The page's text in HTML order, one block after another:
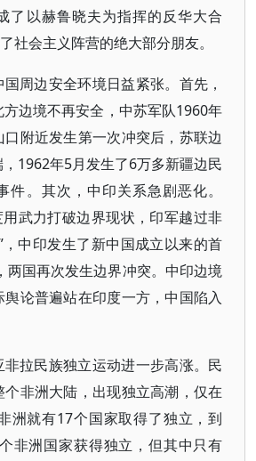
了以赫鲁晓夫为指挥的反华大合
社会主义阵营的绝大部分朋友。
周边安全环境日益紧张。首先，
边境不再安全，中苏军队1960年
附近发生第一次冲突后，苏联边
1962年5月发生了6万多新疆边民
件。其次，中印关系急剧恶化。
武力打破边界现状，印军越过非
，中印发生了新中国成立以来的首
两国再次发生边界冲突。中印边境
论普遍站在印度一方，中国陷入
拉民族独立运动进一步高涨。民
非洲大陆，出现独立高潮，仅在
洲就有17个国家取得了独立，到
非洲国家获得独立，但其中只有